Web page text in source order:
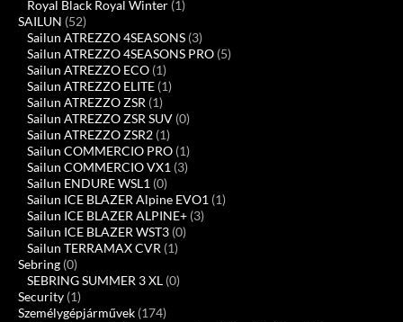
Royal Black Royal Winter (1)
SAILUN (52)
Sailun ATREZZO 4SEASONS (3)
Sailun ATREZZO 4SEASONS PRO (5)
Sailun ATREZZO ECO (1)
Sailun ATREZZO ELITE (1)
Sailun ATREZZO ZSR (1)
Sailun ATREZZO ZSR SUV (0)
Sailun ATREZZO ZSR2 (1)
Sailun COMMERCIO PRO (1)
Sailun COMMERCIO VX1 (3)
Sailun ENDURE WSL1 (0)
Sailun ICE BLAZER Alpine EVO1 (1)
Sailun ICE BLAZER ALPINE+ (3)
Sailun ICE BLAZER WST3 (0)
Sailun TERRAMAX CVR (1)
Sebring (0)
SEBRING SUMMER 3 XL (0)
Security (1)
Személygépjárművek (174)